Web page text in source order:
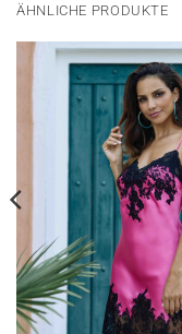
ÄHNLICHE PRODUKTE